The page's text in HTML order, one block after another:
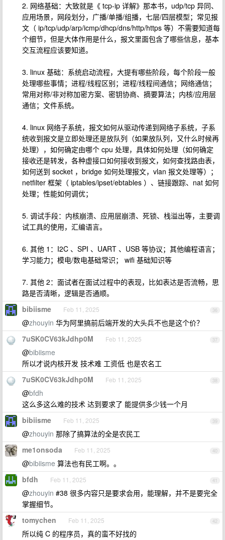
2. 网络基础：大致就是《 tcp-ip 详解》那本书，udp/tcp 异同、
应用场景，网段划分，广播/单播/组播，七层/四层模型；常见报
文（ ip/tcp/udp/arp/icmp/dhcp/dns/http/https 等）不需要知道每
个细节，但是大体作用是什么，报文里面包含了哪些信息，基本
交互流程应该要知道。
3. linux 基础：系统启动流程，大提有哪些阶段，每个阶段一般
处理哪些事情；进程/线程区别；进程/线程间通信；网络通信；
常用对称/非对称加密方案、密钥协商、摘要算法；内核/应用层
通信；文件系统。
4. linux 网络子系统，报文如何从驱动传递到网络子系统，子系
统收到报文是立即处理还是放队列（如果放队列，又什么时候再
处理），如何确定由哪个 cpu 处理，具体如何处理（如何确定
接收还是转发，各种虚接口如何接收到报文，如何查找路由表，
如何送到 socket ，bridge 如何处理报文，vlan 报文处理等）；
netfilter 框架（ iptables/ipset/ebtables ）、链接跟踪、nat 如何
处理；性能如何调优；
5. 调试手段：内核崩溃、应用层崩溃、死锁、栈溢出等，主要调
试工具的使用，汇编语言。
6. 其他 1：I2C 、SPI 、UART 、USB 等协议；其他编程语言；
学习能力；模电/数电基础常识； wifi 基础知识等
7. 其他 2：面试者在面试过程中的表现，比如表达是否流畅，思
路是否清晰，逻辑是否通顺。
36
bibiisme Feb 11, 2025
@zhouyin 华为阿里搞前后端开发的大头兵不也是这个价？
37
7uSK0CV63kJdhp0M Feb 11, 2025
@bibiisme
所以才说内核开发 技术难 工资低 也是农名工
38
7uSK0CV63kJdhp0M Feb 11, 2025
@bfdh
这么多这么难的技术 达到要求了 能提供多少钱一个月
39
bibiisme Feb 11, 2025
@zhouyin 那除了搞算法的全是农民工
40
me1onsoda Feb 11, 2025
@bibiisme 算法也有民工啊。。
41
bfdh Feb 11, 2025
@zhouyin #38 很多内容只是要求会用，能理解，并不是要完全
掌握细节。
42
tomychen Feb 11, 2025
所以纯 C 的程序员，真的蛮不好找的